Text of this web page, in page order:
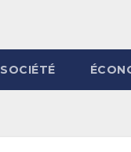
SOCIÉTÉ